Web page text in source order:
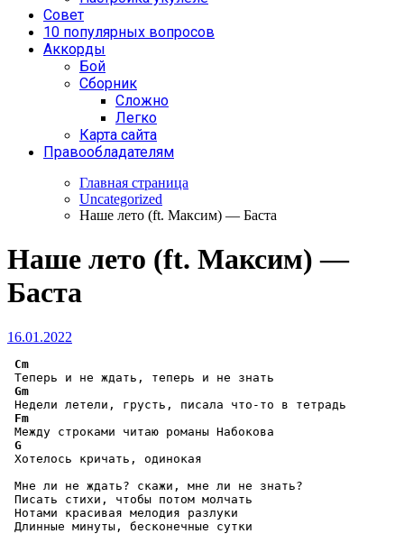
Совет
10 популярных вопросов
Аккорды
Бой
Сборник
Сложно
Легко
Карта сайта
Правообладателям
Главная страница
Uncategorized
Наше лето (ft. Максим) — Баста
Наше лето (ft. Максим) —
Баста
16.01.2022
Cm
Теперь и не ждать, теперь и не знать
Gm
Недели летели, грусть, писала что-то в тетрадь
Fm
Между строками читаю романы Набокова
G
Хотелось кричать, одинокая
Мне ли не ждать? скажи, мне ли не знать?
Писать стихи, чтобы потом молчать
Нотами красивая мелодия разлуки
Длинные минуты, бесконечные сутки